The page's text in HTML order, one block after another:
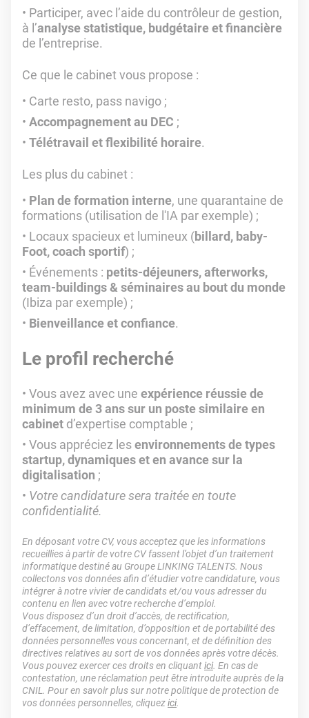
Participer, avec l’aide du contrôleur de gestion,
à l’analyse statistique, budgétaire et financière
de l’entreprise.
Ce que le cabinet vous propose :
Carte resto, pass navigo ;
Accompagnement au DEC ;
Télétravail et flexibilité horaire.
Les plus du cabinet :
Plan de formation interne, une quarantaine de
formations (utilisation de l'IA par exemple) ;
Locaux spacieux et lumineux (billard, baby-
Foot, coach sportif) ;
Événements : petits-déjeuners, afterworks,
team-buildings & séminaires au bout du monde
(Ibiza par exemple) ;
Bienveillance et confiance.
Le profil recherché
Vous avez avec une expérience réussie de
minimum de 3 ans sur un poste similaire en
cabinet d’expertise comptable ;
Vous appréciez lesenvironnements de types
startup, dynamiques et en avance sur la
digitalisation ;
Votre candidature sera traitée en toute
confidentialité.
En déposant votre CV, vous acceptez que les informations
recueillies à partir de votre CV fassent l’objet d’un traitement
informatique destiné au Groupe LINKING TALENTS. Nous
collectons vos données afin d’étudier votre candidature, vous
intégrer à notre vivier de candidats et/ou vous adresser du
contenu en lien avec votre recherche d’emploi.
Vous disposez d’un droit d’accès, de rectification,
d’effacement, de limitation, d’opposition et de portabilité des
données personnelles vous concernant, et de définition des
directives relatives au sort de vos données après votre décès.
Vous pouvez exercer ces droits en cliquantici. En cas de
contestation, une réclamation peut être introduite auprès de la
CNIL. Pour en savoir plus sur notre politique de protection de
vos données personnelles, cliquezici.